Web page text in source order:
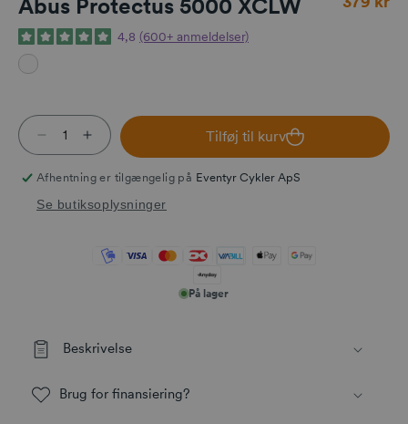
Abus Protectus 5000 XCLW
4,8 (600+ anmeldelser)
Reducer antallet for Abus Protectus 5000 XCLW
Øg antallet for Abus Protectus 5000 XCLW
Tilføj til kurv
Afhentning er tilgængelig på Eventyr Cykler ApS
Se butiksoplysninger
På lager
Beskrivelse
Brug for finansiering?